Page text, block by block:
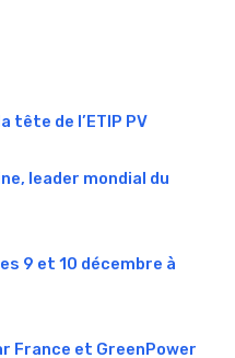
tête de l’ETIP PV
leader mondial du
9 et 10 décembre à
France et GreenPower